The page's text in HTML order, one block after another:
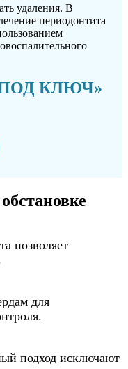
удаления. В
периодонтита
«ПОД КЛЮЧ»
позволяет
для
подход исключают